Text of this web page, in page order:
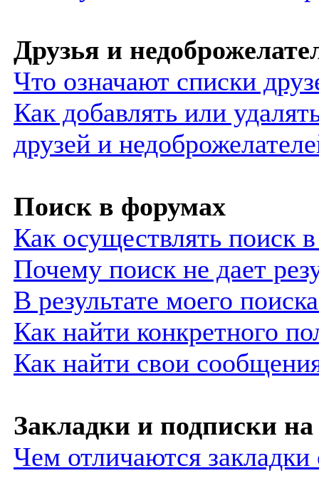
Друзья и
Что означают списки
Как добавлять или
друзей и
Поиск в форумах
Как осуществлять поиск
Почему поиск не дает
В результате моего
Как найти конкретного
Как найти свои
Закладки и подписки
Чем отличаются закладки